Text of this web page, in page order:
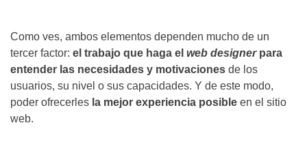
Como ves, ambos elementos dependen mucho de un
tercer factor: el trabajo que haga el web designerpara
entender las necesidades y motivaciones de los
usuarios, su nivel o sus capacidades. Y de este modo,
poder ofrecerles la mejor experiencia posible en el sitio
web.